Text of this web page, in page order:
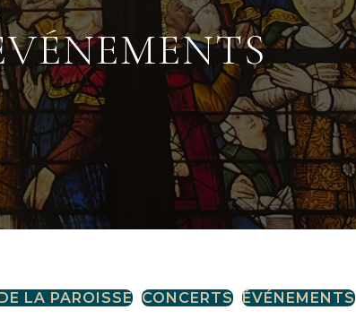
LA PAROISSE CONCERTS ÉVÉNEMENTS